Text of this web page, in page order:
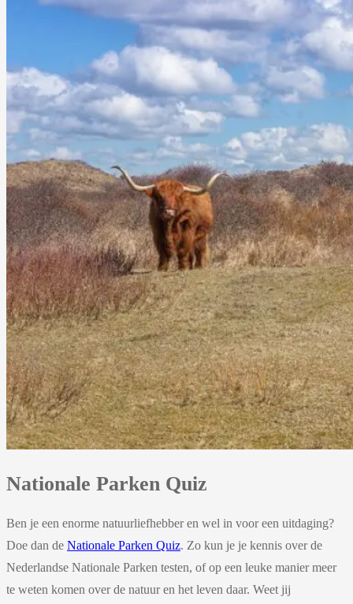
Nationale Parken Quiz
Ben je een enorme natuurliefhebber en wel in voor een uitdaging?
Doe dan de Nationale Parken Quiz. Zo kun je je kennis over de
Nederlandse Nationale Parken testen, of op een leuke manier meer
te weten komen over de natuur en het leven daar. Weet jij